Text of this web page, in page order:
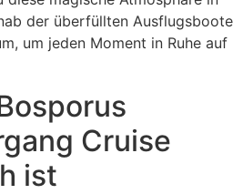
der überfüllten Ausflugsboote
um jeden Moment in Ruhe auf
Cruise
ist